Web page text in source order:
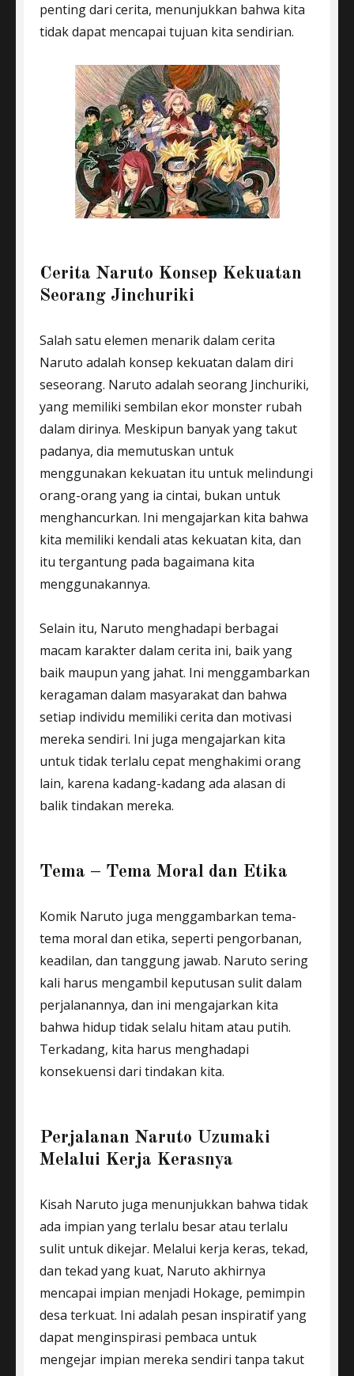
penting dari cerita, menunjukkan bahwa kita
tidak dapat mencapai tujuan kita sendirian.
Cerita Naruto Konsep Kekuatan
Seorang Jinchuriki
Salah satu elemen menarik dalam cerita
Naruto adalah konsep kekuatan dalam diri
seseorang. Naruto adalah seorang Jinchuriki,
yang memiliki sembilan ekor monster rubah
dalam dirinya. Meskipun banyak yang takut
padanya, dia memutuskan untuk
menggunakan kekuatan itu untuk melindungi
orang-orang yang ia cintai, bukan untuk
menghancurkan. Ini mengajarkan kita bahwa
kita memiliki kendali atas kekuatan kita, dan
itu tergantung pada bagaimana kita
menggunakannya.
Selain itu, Naruto menghadapi berbagai
macam karakter dalam cerita ini, baik yang
baik maupun yang jahat. Ini menggambarkan
keragaman dalam masyarakat dan bahwa
setiap individu memiliki cerita dan motivasi
mereka sendiri. Ini juga mengajarkan kita
untuk tidak terlalu cepat menghakimi orang
lain, karena kadang-kadang ada alasan di
balik tindakan mereka.
Tema – Tema Moral dan Etika
Komik Naruto juga menggambarkan tema-
tema moral dan etika, seperti pengorbanan,
keadilan, dan tanggung jawab. Naruto sering
kali harus mengambil keputusan sulit dalam
perjalanannya, dan ini mengajarkan kita
bahwa hidup tidak selalu hitam atau putih.
Terkadang, kita harus menghadapi
konsekuensi dari tindakan kita.
Perjalanan Naruto Uzumaki
Melalui Kerja Kerasnya
Kisah Naruto juga menunjukkan bahwa tidak
ada impian yang terlalu besar atau terlalu
sulit untuk dikejar. Melalui kerja keras, tekad,
dan tekad yang kuat, Naruto akhirnya
mencapai impian menjadi Hokage, pemimpin
desa terkuat. Ini adalah pesan inspiratif yang
dapat menginspirasi pembaca untuk
mengejar impian mereka sendiri tanpa takut